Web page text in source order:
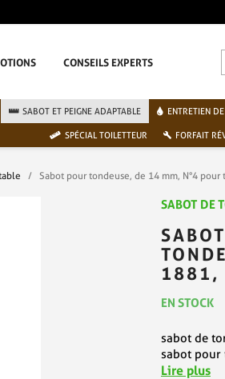
CONSEILS EXPERTS
SABOT ET PEIGNE ADAPTABLE ENTRETIEN
SPÉCIAL TOILETTEUR FORFAIT
Sabot pour tondeuse, de 14 mm, N°4 pour
SABOT DE
1881,
EN STOCK
sabot de
sabot pour
Lire plus